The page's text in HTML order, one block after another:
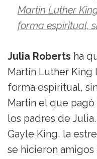
Martin Luther
forma espiritual,
Julia Roberts ha
Martin Luther King
forma espiritual,
Martin el que
los padres de
Gayle King, la
se hicieron